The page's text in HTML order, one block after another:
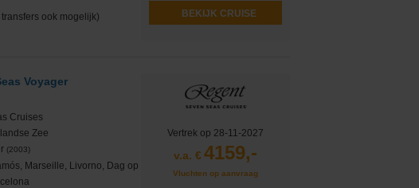
ook mogelijk)
BEKIJK CRUISE
Voyager
Cruises
Zee
(2003)
Marseille, Livorno, Dag op
Vertrek op 28-11-2027
v.a. € 4159,-
Vluchten op aanvraag